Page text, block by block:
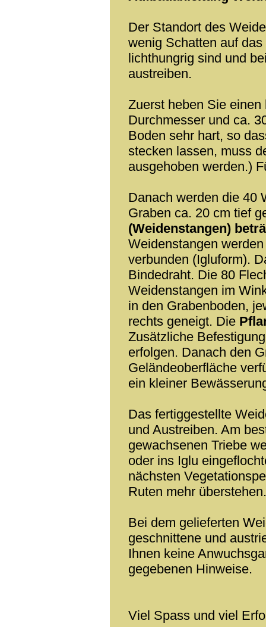
Der Standort des
wenig Schatten auf
lichthungrig sind und
austreiben.
Zuerst heben Sie
Durchmesser und ca.
Boden sehr hart, so
stecken lassen, muss
ausgehoben werden.)
Danach werden die 40
Graben ca. 20 cm tief
(Weidenstangen)
Weidenstangen
verbunden (Igluform).
Bindedraht. Die 80
Weidenstangen im
in den Grabenboden,
rechts geneigt. Die
Zusätzliche
erfolgen. Danach den
Geländeoberfläche
ein kleiner
Das fertiggestellte
und Austreiben. Am
gewachsenen Triebe
oder ins Iglu
nächsten
Ruten mehr überstehen.
Bei dem gelieferten
geschnittene und
Ihnen keine
gegebenen Hinweise.
Viel Spass und viel